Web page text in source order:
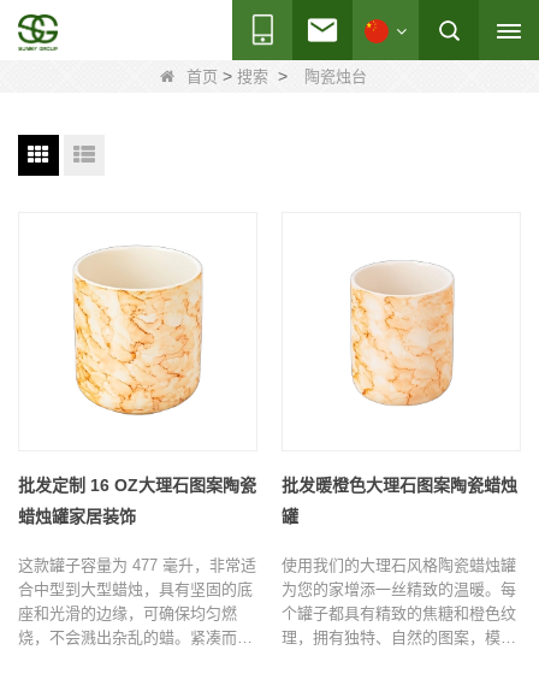
首页 > 搜索 > 陶瓷烛台
批发定制 16 OZ大理石图案陶瓷
蜡烛罐家居装饰
这款罐子容量为 477 毫升，非常适
合中型到大型蜡烛，具有坚固的底
座和光滑的边缘，可确保均匀燃
烧，不会溅出杂乱的蜡。紧凑而优
批发暖橙色大理石图案陶瓷蜡烛
罐
使用我们的大理石风格陶瓷蜡烛罐
为您的家增添一丝精致的温暖。每
个罐子都具有精致的焦糖和橙色纹
理，拥有独特、自然的图案，模仿